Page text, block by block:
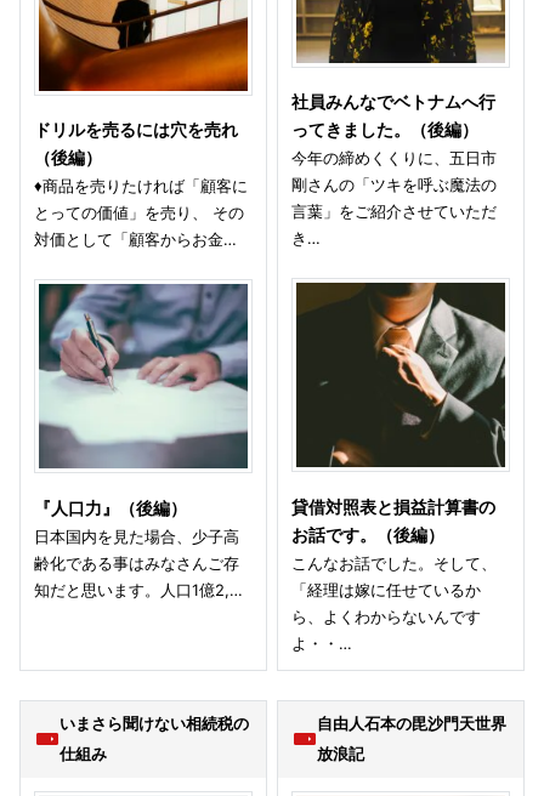
ドリルを売るには穴を売れ
（後編）
♦商品を売りたければ「顧客に
とっての価値」を売り、 その
対価として「顧客からお金…
『人口力』（後編）
日本国内を見た場合、少子高
齢化である事はみなさんご存
知だと思います。人口1億2,…
社員みんなでベトナムへ行
ってきました。（後編）
今年の締めくくりに、五日市
剛さんの「ツキを呼ぶ魔法の
言葉」をご紹介させていただ
き…
貸借対照表と損益計算書の
お話です。（後編）
こんなお話でした。そして、
「経理は嫁に任せているか
ら、よくわからないんです
よ・・…
いまさら聞けない相続税の
仕組み
自由人石本の毘沙門天世界
放浪記